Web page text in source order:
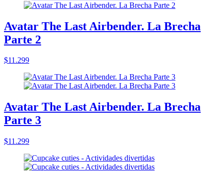
Avatar The Last Airbender. La Brecha
Parte 2
$11.299
Avatar The Last Airbender. La Brecha
Parte 3
$11.299